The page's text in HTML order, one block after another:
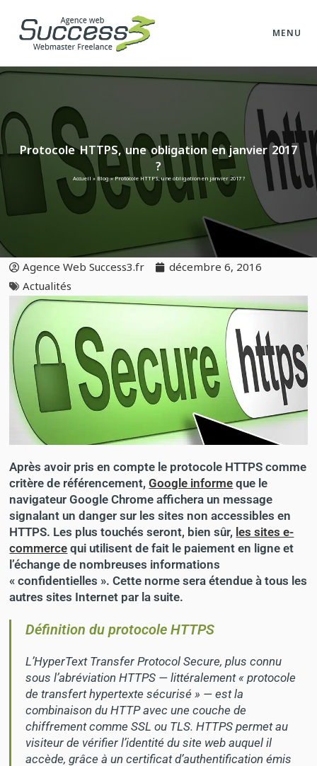
MENU
Protocole HTTPS, une obligation en janvier 2017
?
Accueil » Blog»Protocole HTTPS, une obligation en janvier 2017 ?
Agence Web Success3.fr
décembre 6, 2016
Actualités
Après avoir pris en compte le protocole HTTPS comme
critère de référencement,Google informe que le
navigateur Google Chrome affichera un message
signalant un danger sur les sites non accessibles en
HTTPS. Les plus touchés seront, bien sûr, les sites e-
commerce qui utilisent de fait le paiement en ligne et
l’échange de nombreuses informations
« confidentielles ». Cette norme sera étendue à tous les
autres sites Internet par la suite.
Définition du protocole HTTPS
L’HyperText Transfer Protocol Secure, plus connu
sous l’abréviation HTTPS — littéralement « protocole
de transfert hypertexte sécurisé » — est la
combinaison du HTTP avec une couche de
chiffrement comme SSL ou TLS. HTTPS permet au
visiteur de vérifier l’identité du site web auquel il
accède, grâce à un certificat d’authentification émis